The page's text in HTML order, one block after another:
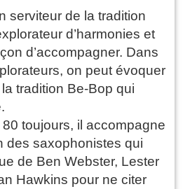
serviteur de la tradition
d’harmonies et
d’accompagner. Dans
on peut évoquer
tradition Be-Bop qui
toujours, il accompagne
des saxophonistes qui
de Ben Webster, Lester
Hawkins pour ne citer